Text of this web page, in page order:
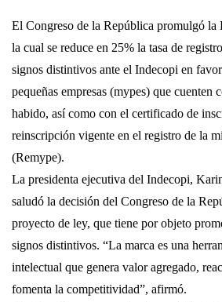
El Congreso de la República promulgó la
la cual se reduce en 25% la tasa de
signos distintivos ante el Indecopi en
pequeñas empresas (mypes) que cuenten
habido, así como con el certificado de
reinscripción vigente en el registro de la
(Remype).
La presidenta ejecutiva del Indecopi,
saludó la decisión del Congreso de la
proyecto de ley, que tiene por objeto
signos distintivos. “La marca es una
intelectual que genera valor agregado,
fomenta la competitividad”, afirmó.